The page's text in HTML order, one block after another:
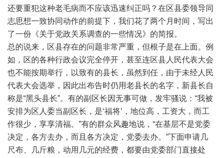
还要重犯这种老毛病而不应该迅速纠正吗？在区县委领导同
志思想一致协同动作的前提下，我们花了两个月时间，写出
了一份《关于党政关系调查的一些情况》的简报。
总的说来，区县存在的问题非常严重，但根子是在上面。例
如，区的各种行政会议完全停开，甚至连区县人民代表大会
也不能按期举行，以致有的县长，虽然到任，由于未经人民
代表大会选举，因此出布告时仍用老县长的名字，新县长自
称是“黑头县长”。有的副区长因无事可做，发牢骚说：“我被
安排为区人委当副区长，是‘福将’，地位高，工资大，而工
作很少，享享清福。”有的群众风趣地说，“在基层不是党委
决定，各方去办，而且各方决定，党委去办。”下面申请几
尺布、几斤粮，动用几元的经费，都要由党委部门直接处